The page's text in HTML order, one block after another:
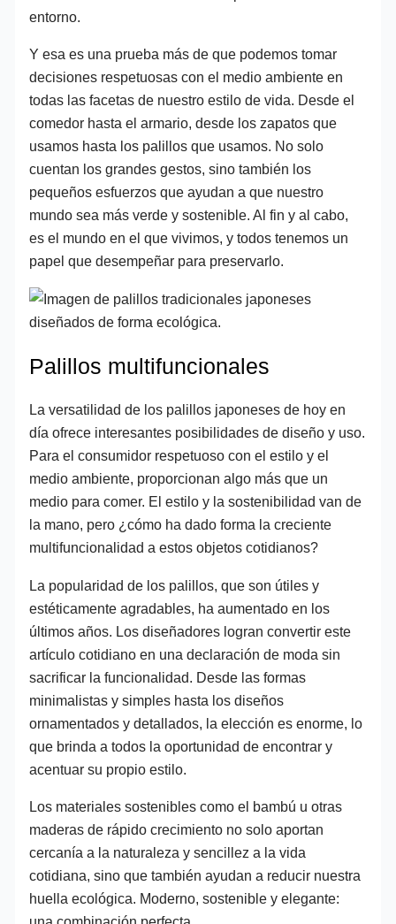
entorno.
Y esa es una prueba más de que podemos tomar
decisiones respetuosas con el medio ambiente en
todas las facetas de nuestro estilo de vida. Desde el
comedor hasta el armario, desde los zapatos que
usamos hasta los palillos que usamos. No solo
cuentan los grandes gestos, sino también los
pequeños esfuerzos que ayudan a que nuestro
mundo sea más verde y sostenible. Al fin y al cabo,
es el mundo en el que vivimos, y todos tenemos un
papel que desempeñar para preservarlo.
Palillos multifuncionales
La versatilidad de los palillos japoneses de hoy en
día ofrece interesantes posibilidades de diseño y uso.
Para el consumidor respetuoso con el estilo y el
medio ambiente, proporcionan algo más que un
medio para comer. El estilo y la sostenibilidad van de
la mano, pero ¿cómo ha dado forma la creciente
multifuncionalidad a estos objetos cotidianos?
La popularidad de los palillos, que son útiles y
estéticamente agradables, ha aumentado en los
últimos años. Los diseñadores logran convertir este
artículo cotidiano en una declaración de moda sin
sacrificar la funcionalidad. Desde las formas
minimalistas y simples hasta los diseños
ornamentados y detallados, la elección es enorme, lo
que brinda a todos la oportunidad de encontrar y
acentuar su propio estilo.
Los materiales sostenibles como el bambú u otras
maderas de rápido crecimiento no solo aportan
cercanía a la naturaleza y sencillez a la vida
cotidiana, sino que también ayudan a reducir nuestra
huella ecológica. Moderno, sostenible y elegante: